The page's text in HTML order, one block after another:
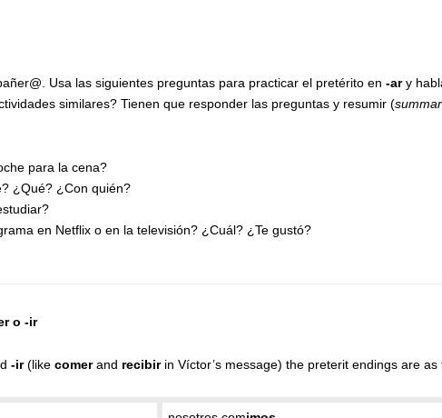
Usa las siguientes preguntas para practicar el pretérito en -ary
similares? Tienen que responder las preguntas y resumir (
para la cena?
¿Qué? ¿Con quién?
en Netflix o en la televisión? ¿Cuál? ¿Te gustó?
o -ir
-ir(like comerand recibirin Víctor’s message) the preterit endings are as